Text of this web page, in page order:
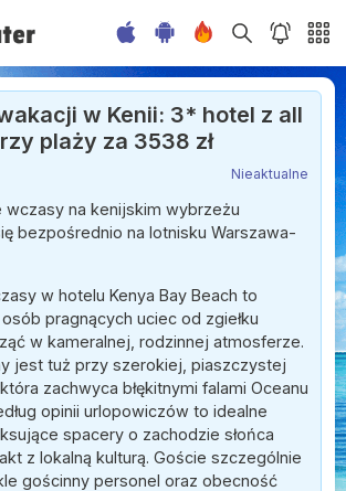
w Kenii: 3* hotel z all
plaży za 3538 zł
Nieaktualne
wczasy na kenijskim wybrzeżu
bezpośrednio na lotnisku Warszawa-
w hotelu Kenya Bay Beach to
pragnących uciec od zgiełku
w kameralnej, rodzinnej atmosferze.
jest tuż przy szerokiej, piaszczystej
zachwyca błękitnymi falami Oceanu
opinii urlopowiczów to idealne
spacery o zachodzie słońca
z lokalną kulturą. Goście szczególnie
gościnny personel oraz obecność